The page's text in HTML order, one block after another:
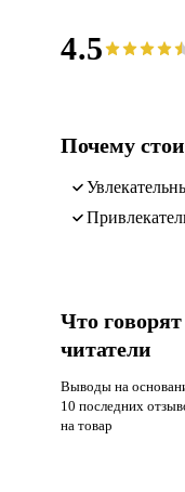
4.5
Почему
Что говорят
читатели
Выводы на
10 последних
на товар